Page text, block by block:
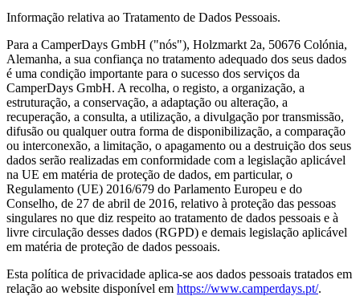
Informação relativa ao Tratamento de Dados Pessoais.
Para a CamperDays GmbH ("nós"), Holzmarkt 2a, 50676 Colónia,
Alemanha, a sua confiança no tratamento adequado dos seus dados
é uma condição importante para o sucesso dos serviços da
CamperDays GmbH. A recolha, o registo, a organização, a
estruturação, a conservação, a adaptação ou alteração, a
recuperação, a consulta, a utilização, a divulgação por transmissão,
difusão ou qualquer outra forma de disponibilização, a comparação
ou interconexão, a limitação, o apagamento ou a destruição dos seus
dados serão realizadas em conformidade com a legislação aplicável
na UE em matéria de proteção de dados, em particular, o
Regulamento (UE) 2016/679 do Parlamento Europeu e do
Conselho, de 27 de abril de 2016, relativo à proteção das pessoas
singulares no que diz respeito ao tratamento de dados pessoais e à
livre circulação desses dados (RGPD) e demais legislação aplicável
em matéria de proteção de dados pessoais.
Esta política de privacidade aplica-se aos dados pessoais tratados em
relação ao website disponível em https://www.camperdays.pt/.